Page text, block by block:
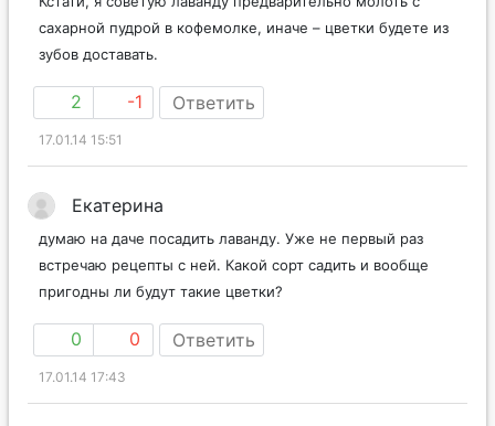
сахарной пудрой в кофемолке, иначе – цветки будете из
зубов доставать.
2 -1 Ответить
17.01.14 15:51
Екатерина
думаю на даче посадить лаванду. Уже не первый раз
встречаю рецепты с ней. Какой сорт садить и вообще
пригодны ли будут такие цветки?
0 0 Ответить
17.01.14 17:43